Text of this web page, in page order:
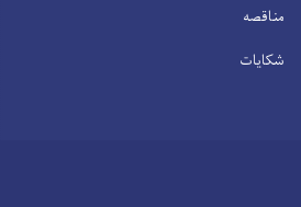
مناقصه
شکایات